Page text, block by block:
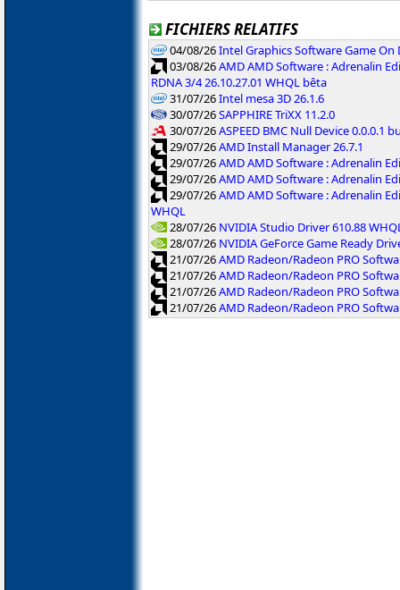
FICHIERS RELATIFS
04/08/26Intel Graphics Software Game On
03/08/26AMD AMD Software : Adrenalin
RDNA 3/4 26.10.27.01 WHQL bêta
31/07/26Intel mesa 3D 26.1.6
30/07/26SAPPHIRE TriXX 11.2.0
30/07/26ASPEED BMC Null Device 0.0.0.1
29/07/26AMD Install Manager 26.7.1
29/07/26AMD AMD Software : Adrenalin
29/07/26AMD AMD Software : Adrenalin
29/07/26AMD AMD Software : Adrenalin
WHQL
28/07/26 NVIDIA Studio Driver 610.88
28/07/26 NVIDIA GeForce Game Ready
21/07/26AMD Radeon/Radeon PRO
21/07/26AMD Radeon/Radeon PRO
21/07/26AMD Radeon/Radeon PRO
21/07/26AMD Radeon/Radeon PRO